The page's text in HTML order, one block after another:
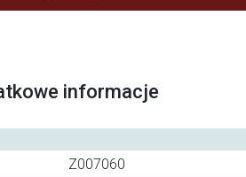
informacje
Z007060